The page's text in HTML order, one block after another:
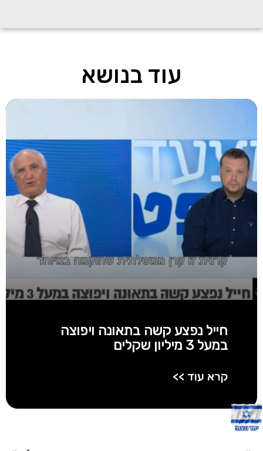
עוד בנושא
חייל נפצע קשה בתאונה ויפוצה
במעל 3 מיליון שקלים
קרא עוד >>